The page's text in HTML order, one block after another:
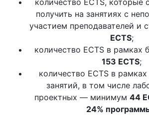
количество ECTS, которые
получить на занятиях с
участием преподавателей и
ECTS;
количество ECTS в рамках
153 ECTS;
количество ECTS в
занятий, в том числе
проектных — минимум 44
24%